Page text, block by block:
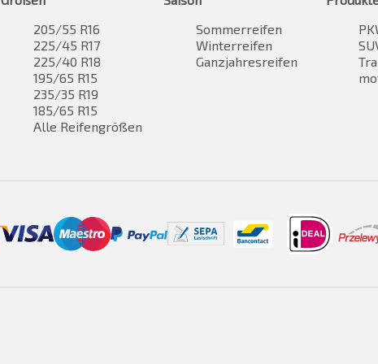
205/55 R16
225/45 R17
225/40 R18
195/65 R15
235/35 R19
185/65 R15
Alle Reifengrößen
Sommerreifen
Winterreifen
Ganzjahresreifen